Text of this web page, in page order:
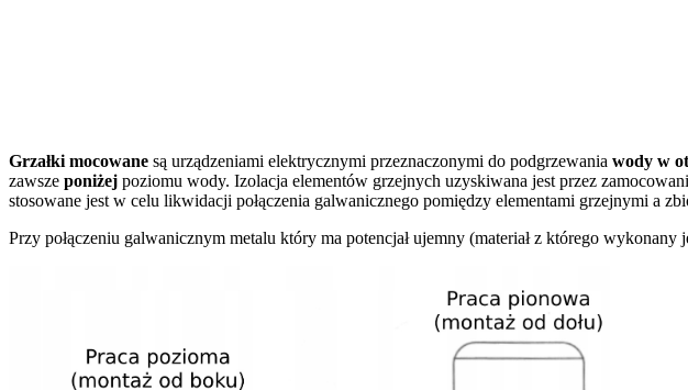
Grzałki mocowane są urządzeniami elektrycznymi przeznaczonymi do podgrzewania wody w
zawsze poniżej poziomu wody. Izolacja elementów grzejnych uzyskiwana jest przez
stosowane jest w celu likwidacji połączenia galwanicznego pomiędzy elementami grzejnymi a
Przy połączeniu galwanicznym metalu który ma potencjał ujemny (materiał z którego wykonany